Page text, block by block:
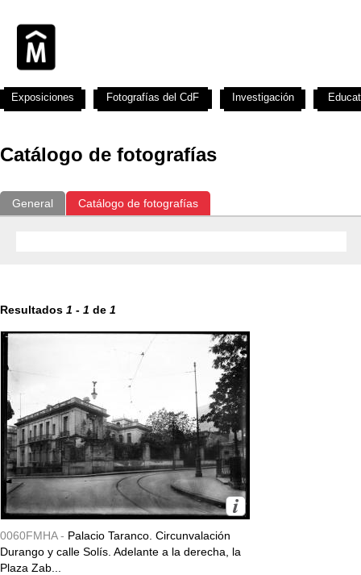
Catálogo de fotografías
General Catálogo de fotografías
Resultados 1 - 1 de 1
0060FMHA - Palacio Taranco. Circunvalación
Durango y calle Solís. Adelante a la derecha, la
Plaza Zab...
Exposiciones Fotografías del CdF Investigación